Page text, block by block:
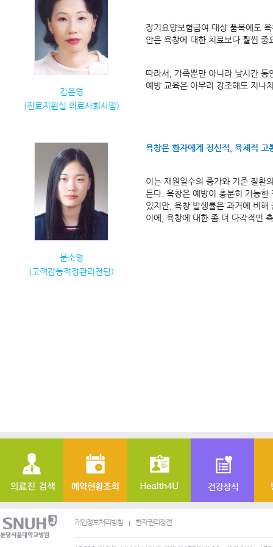
김은영
(진료지원실 의료사회사업)
장기요양보험급여 대상 품목에도
안은 욕창에 대한 치료보다 훨씬 중
따라서, 가족뿐만 아니라 낮시간
예방 교육은 아무리 강조해도 지나
문소영
(고객감동적정관리전담)
욕창은 환자에게 정신적, 육체적
이는 재원일수의 증가와 기존 질환
든다. 욕창은 예방이 충분히 가능
있지만, 욕창 발생률은 과거에 비
이에, 욕창에 대한 좀 더 다각적인
개인정보처리방침 환자권리장전